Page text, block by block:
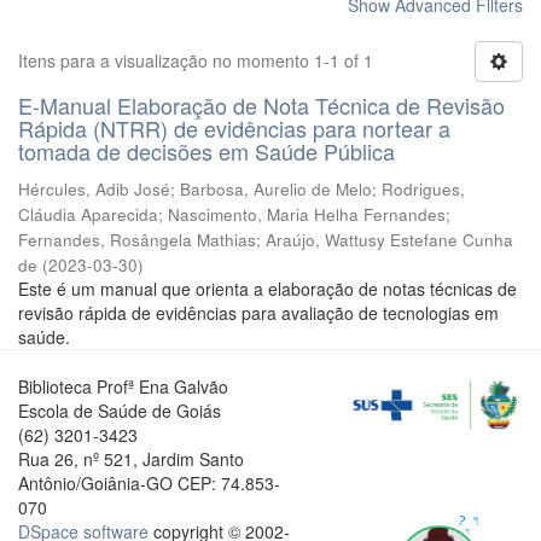
Itens para a visualização no momento 1-1 of 1
E-Manual Elaboração de Nota Técnica de Revisão
Rápida (NTRR) de evidências para nortear a
tomada de decisões em Saúde Pública
Hércules, Adib José; Barbosa, Aurelio de Melo; Rodrigues,
Cláudia Aparecida; Nascimento, Maria Helha Fernandes;
Fernandes, Rosângela Mathias; Araújo, Wattusy Estefane Cunha
de (2023-03-30)
Este é um manual que orienta a elaboração de notas técnicas de
revisão rápida de evidências para avaliação de tecnologias em
saúde.
Biblioteca Profª Ena Galvão
Escola de Saúde de Goiás
(62) 3201-3423
Rua 26, nº 521, Jardim Santo
Antônio/Goiânia-GO CEP: 74.853-
070
DSpace software copyright © 2002-